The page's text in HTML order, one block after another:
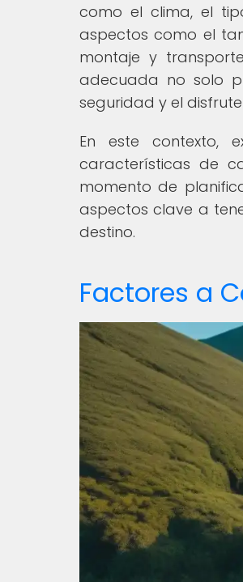
como el clima, el
aspectos como el
montaje y
adecuada no solo
seguridad y el
En este contexto,
características de
momento de
aspectos clave a
destino.
Factores a